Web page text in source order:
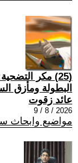
(25) مكر
البطولة ومأزق
عائد زقوت
2026 / 8 / 9
مواضيع وابحاث